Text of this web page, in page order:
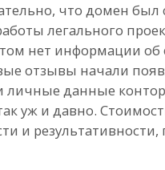
что домен был
легального
нет информации об
отзывы начали
личные данные
уж и давно.
и